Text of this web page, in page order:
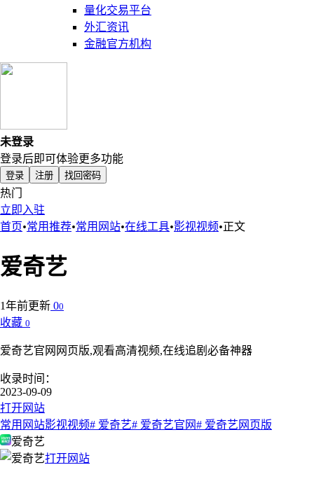
量化交易平台
外汇资讯
金融官方机构
未登录
登录后即可体验更多功能
登录 注册 找回密码
热门
立即入驻
首页•常用推荐•常用网站•在线工具•影视视频•正文
爱奇艺
1年前更新 00
收藏 0
爱奇艺官网网页版,观看高清视频,在线追剧必备神器
收录时间：
2023-09-09
打开网站
常用网站影视视频# 爱奇艺# 爱奇艺官网# 爱奇艺网页版
爱奇艺
打开网站